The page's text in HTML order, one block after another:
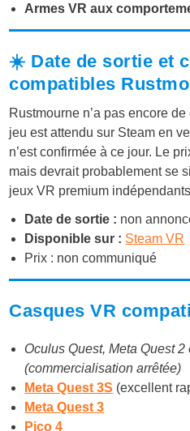
Armes VR aux
☀️ Date de sortie et
compatibles
Rustmourne n’a pas encore
jeu est attendu sur Steam en
n’est confirmée à ce jour. Le
mais devrait probablement se
jeux VR premium
Date de sortie : non
Disponible sur : Steam VR
Prix : non communiqué
Casques VR
Oculus Quest, Meta Quest 2
(commercialisation arrêtée)
Meta Quest 3S (excellent
Meta Quest 3
Pico 4